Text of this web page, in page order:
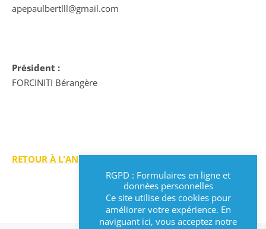
apepaulbertlll@gmail.com
Président :
FORCINITI Bérangère
RETOUR À L'ANNUAIRE >
RGPD : Formulaires en ligne et
données personnelles
Ce site utilise des cookies pour
améliorer votre expérience. En
naviguant ici, vous acceptez notre